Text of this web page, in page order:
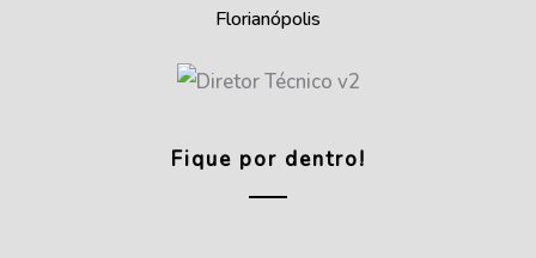
Florianópolis
Fique por dentro!